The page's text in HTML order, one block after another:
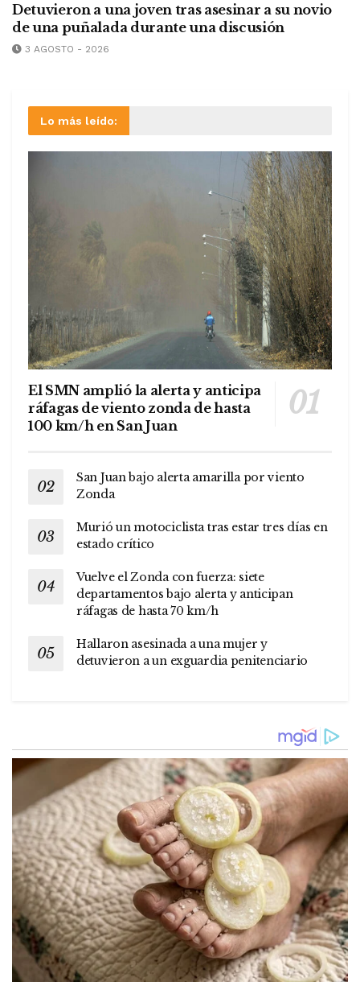
Detuvieron a una joven tras asesinar a su novio
de una puñalada durante una discusión
3 AGOSTO - 2026
Lo más leído:
El SMN amplió la alerta y anticipa
ráfagas de viento zonda de hasta
100 km/h en San Juan
San Juan bajo alerta amarilla por viento
Zonda
Murió un motociclista tras estar tres días en
estado crítico
Vuelve el Zonda con fuerza: siete
departamentos bajo alerta y anticipan
ráfagas de hasta 70 km/h
Hallaron asesinada a una mujer y
detuvieron a un exguardia penitenciario